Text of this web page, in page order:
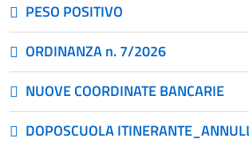
PESO POSITIVO
ORDINANZA n. 7/2026
NUOVE COORDINATE BANCARIE
DOPOSCUOLA